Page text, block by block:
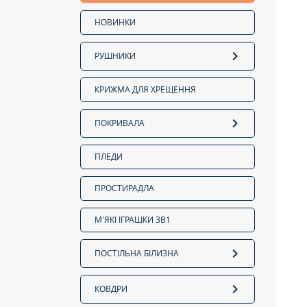
НОВИНКИ
РУШНИКИ
КРИЖМА ДЛЯ ХРЕЩЕННЯ
ПОКРИВАЛА
ПЛЕДИ
ПРОСТИРАДЛА
М'ЯКІ ІГРАШКИ 3В1
ПОСТІЛЬНА БІЛИЗНА
КОВДРИ